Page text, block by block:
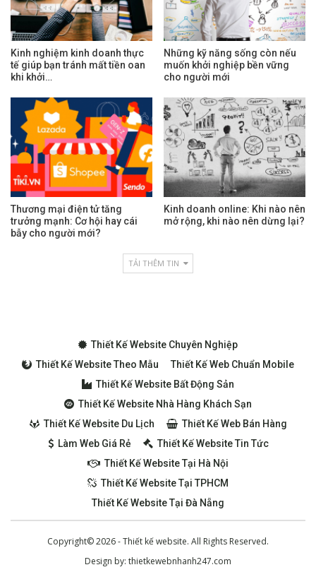
Kinh nghiệm kinh doanh thực
tế giúp bạn tránh mất tiền oan
khi khởi…
Những kỹ năng sống còn nếu
muốn khởi nghiệp bền vững
cho người mới
Thương mại điện tử tăng
trưởng mạnh: Cơ hội hay cái
bẫy cho người mới?
Kinh doanh online: Khi nào nên
mở rộng, khi nào nên dừng lại?
TẢI THÊM TIN
Thiết Kế Website Chuyên Nghiệp
Thiết Kế Website Theo Mẫu
Thiết Kế Web Chuẩn Mobile
Thiết Kế Website Bất Động Sản
Thiết Kế Website Nhà Hàng Khách Sạn
Thiết Kế Website Du Lịch
Thiết Kế Web Bán Hàng
Làm Web Giá Rẻ
Thiết Kế Website Tin Tức
Thiết Kế Website Tại Hà Nội
Thiết Kế Website Tại TPHCM
Thiết Kế Website Tại Đà Nẵng
Copyright© 2026 - Thiết kế website. All Rights Reserved.
Design by: thietkewebnhanh247.com